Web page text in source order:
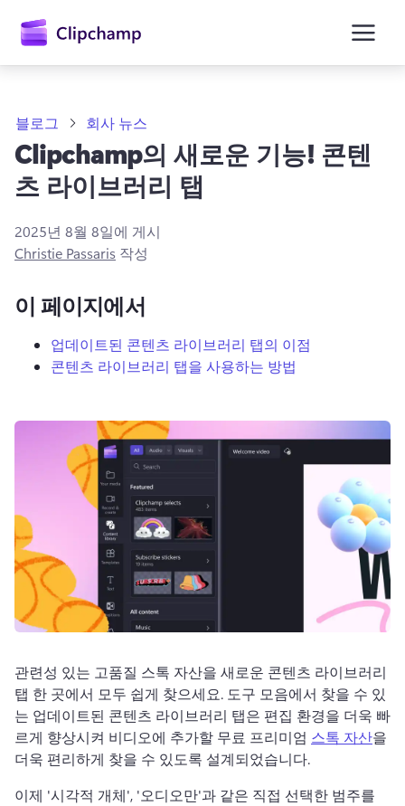
로
로그인
무료 체험하기
블로그 회사 뉴스
Clipchamp의 새로운 기능! 콘텐
츠 라이브러리 탭
2025년 8월 8일에 게시
Christie Passaris 작성
이 페이지에서
업데이트된 콘텐츠 라이브러리 탭의 이점
콘텐츠 라이브러리 탭을 사용하는 방법
관련성 있는 고품질 스톡 자산을 새로운 콘텐츠 라이브러리
탭 한 곳에서 모두 쉽게 찾으세요. 도구 모음에서 찾을 수 있
는 업데이트된 콘텐츠 라이브러리 탭은 편집 환경을 더욱 빠
르게 향상시켜 비디오에 추가할 무료 프리미엄 스톡 자산을
더욱 편리하게 찾을 수 있도록 설계되었습니다.
이제 '시각적 개체', '오디오만'과 같은 직접 선택한 범주를